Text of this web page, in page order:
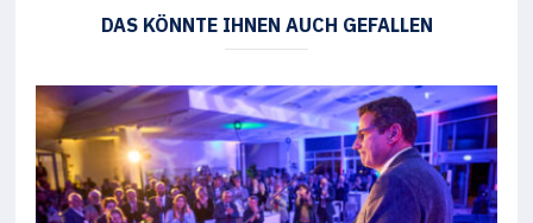
DAS KÖNNTE IHNEN AUCH GEFALLEN